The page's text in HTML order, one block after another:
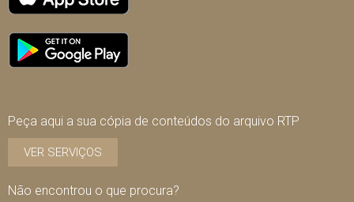
Peça aqui a sua cópia de conteúdos do arquivo RTP
VER SERVIÇOS
Não encontrou o que procura?